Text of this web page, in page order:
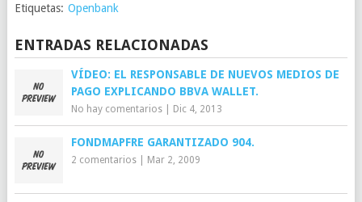
Etiquetas: Openbank
ENTRADAS RELACIONADAS
VÍDEO: EL RESPONSABLE DE NUEVOS MEDIOS DE
PAGO EXPLICANDO BBVA WALLET.
No hay comentarios| Dic 4, 2013
FONDMAPFRE GARANTIZADO 904.
2 comentarios| Mar 2, 2009